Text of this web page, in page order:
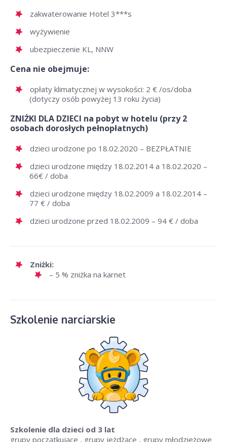
zakwaterowanie Hotel 3***s
wyżywienie
ubezpieczenie KL, NNW
Cena nie obejmuje:
opłaty klimatycznej w wysokości: 2 € /os/doba
(dotyczy osób powyżej 13 roku życia)
ZNIŻKI DLA DZIECI na pobyt w hotelu (przy 2
osobach dorosłych pełnopłatnych)
dzieci urodzone po 18.02.2020 – BEZPŁATNIE
dzieci urodzone między 18.02.2014 a 18.02.2020 –
66€ / doba
dzieci urodzone między 18.02.2009 a 18.02.2014 –
77 € / doba
dzieci urodzone przed 18.02.2009 – 94 € / doba
Zniżki:
– 5 % zniżka na karnet
Szkolenie narciarskie
Szkolenie dla dzieci od 3 lat
grupy początkujące , grupy jeżdżące , grupy młodzieżowe